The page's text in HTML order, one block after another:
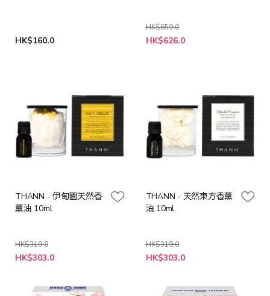
HK$160.0
HK$659.0
特
殊
HK$626.0
THANN - 伊甸園天然香
薰油 10ml
HK$319.0
特
殊
HK$303.0
THANN - 天然東方香薰
油 10ml
HK$319.0
特
殊
HK$303.0